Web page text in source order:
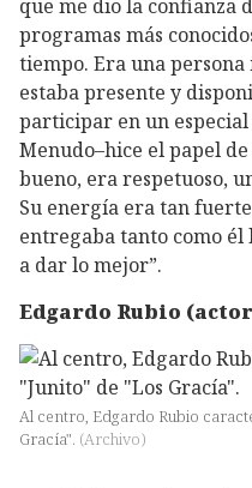
que me dio la confianza
programas más
tiempo. Era una
estaba presente y
participar en un
Menudo–hice el papel
bueno, era respetuoso,
Su energía era tan
entregaba tanto como
a dar lo mejor”.
Edgardo Rubio
Al centro, Edgardo Rubio
Gracía". (Archivo)